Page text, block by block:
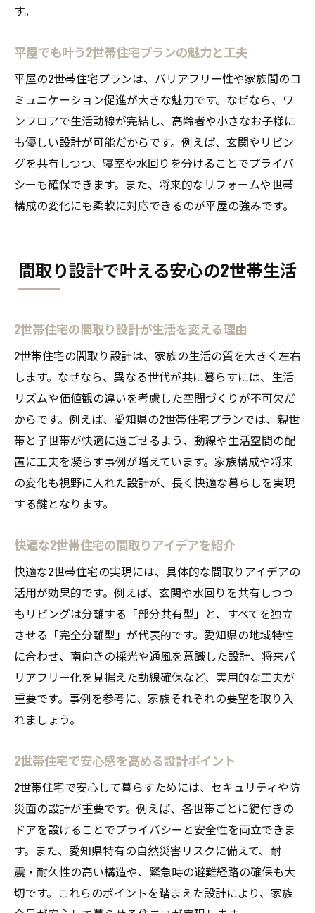
す。
平屋でも叶う2世帯住宅プランの魅力と工夫
平屋の2世帯住宅プランは、バリアフリー性や家族間のコ
ミュニケーション促進が大きな魅力です。なぜなら、ワ
ンフロアで生活動線が完結し、高齢者や小さなお子様に
も優しい設計が可能だからです。例えば、玄関やリビン
グを共有しつつ、寝室や水回りを分けることでプライバ
シーも確保できます。また、将来的なリフォームや世帯
構成の変化にも柔軟に対応できるのが平屋の強みです。
間取り設計で叶える安心の2世帯生活
2世帯住宅の間取り設計が生活を変える理由
2世帯住宅の間取り設計は、家族の生活の質を大きく左右
します。なぜなら、異なる世代が共に暮らすには、生活
リズムや価値観の違いを考慮した空間づくりが不可欠だ
からです。例えば、愛知県の2世帯住宅プランでは、親世
帯と子世帯が快適に過ごせるよう、動線や生活空間の配
置に工夫を凝らす事例が増えています。家族構成や将来
の変化も視野に入れた設計が、長く快適な暮らしを実現
する鍵となります。
快適な2世帯住宅の間取りアイデアを紹介
快適な2世帯住宅の実現には、具体的な間取りアイデアの
活用が効果的です。例えば、玄関や水回りを共有しつつ
もリビングは分離する「部分共有型」と、すべてを独立
させる「完全分離型」が代表的です。愛知県の地域特性
に合わせ、南向きの採光や通風を意識した設計、将来バ
リアフリー化を見据えた動線確保など、実用的な工夫が
重要です。事例を参考に、家族それぞれの要望を取り入
れましょう。
2世帯住宅で安心感を高める設計ポイント
2世帯住宅で安心して暮らすためには、セキュリティや防
災面の設計が重要です。例えば、各世帯ごとに鍵付きの
ドアを設けることでプライバシーと安全性を両立できま
す。また、愛知県特有の自然災害リスクに備えて、耐
震・耐久性の高い構造や、緊急時の避難経路の確保も大
切です。これらのポイントを踏まえた設計により、家族